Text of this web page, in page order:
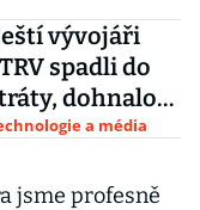
vývojáři
spadli do
dohnalo
ochlazení
a média
jsme profesně